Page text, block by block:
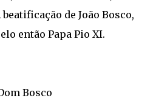
de João Bosco,
então Papa Pio XI.
Bosco